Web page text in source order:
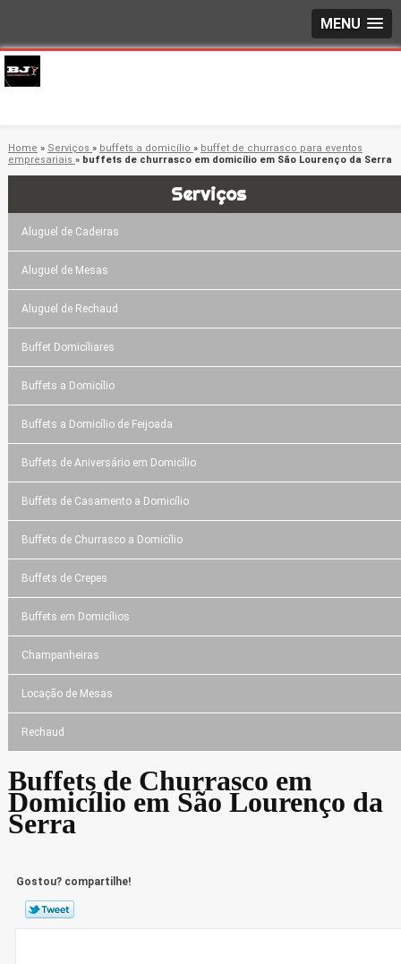
MENU
Home » Serviços » buffets a domicílio » buffet de churrasco para eventos
empresariais » buffets de churrasco em domicílio em São Lourenço da Serra
Serviços
Aluguel de Cadeiras
Aluguel de Mesas
Aluguel de Rechaud
Buffet Domicíliares
Buffets a Domicílio
Buffets a Domicílio de Feijoada
Buffets de Aniversário em Domicílio
Buffets de Casamento a Domicílio
Buffets de Churrasco a Domicílio
Buffets de Crepes
Buffets em Domicílios
Champanheiras
Locação de Mesas
Rechaud
Buffets de Churrasco em
Domicílio em São Lourenço da
Serra
Gostou? compartilhe!